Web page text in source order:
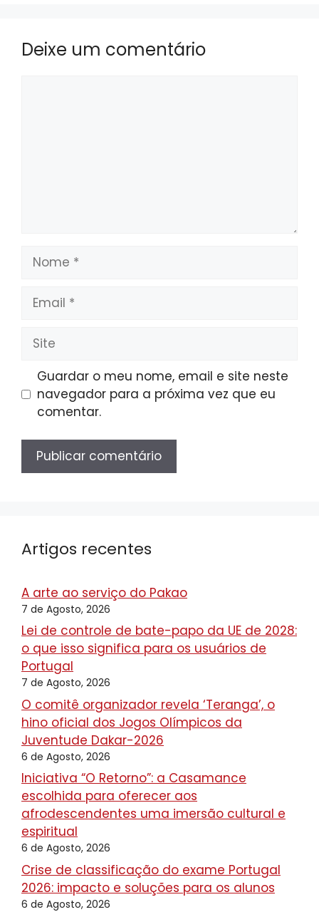
Deixe um comentário
Nome
Email
Site
Guardar o meu nome, email e site neste
navegador para a próxima vez que eu
comentar.
Artigos recentes
A arte ao serviço do Pakao
7 de Agosto, 2026
Lei de controle de bate-papo da UE de 2028:
o que isso significa para os usuários de
Portugal
7 de Agosto, 2026
O comitê organizador revela ‘Teranga’, o
hino oficial dos Jogos Olímpicos da
Juventude Dakar-2026
6 de Agosto, 2026
Iniciativa “O Retorno”: a Casamance
escolhida para oferecer aos
afrodescendentes uma imersão cultural e
espiritual
6 de Agosto, 2026
Crise de classificação do exame Portugal
2026: impacto e soluções para os alunos
6 de Agosto, 2026